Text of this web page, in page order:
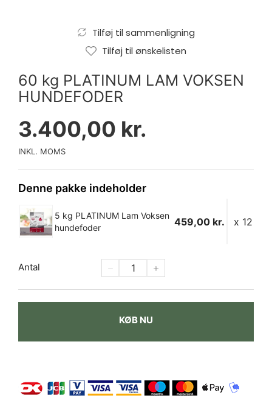
Tilføj til sammenligning
Tilføj til ønskelisten
60 kg PLATINUM LAM VOKSEN
HUNDEFODER
3.400,00 kr.
INKL. MOMS
Denne pakke indeholder
5 kg PLATINUM Lam Voksen
hundefoder
459,00 kr. x 12
Antal
KØB NU